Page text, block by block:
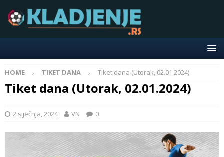
HOME TIKET DANA Tiket dana (Utorak, 02.01.2024)
Tiket dana (Utorak, 02.01.2024)
2 siječnja, 2024 VN 0